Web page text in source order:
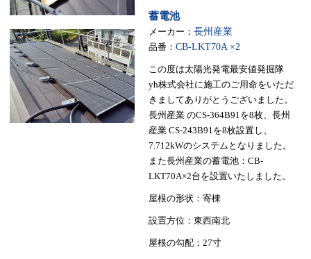
蓄電池
メーカー： 長州産業
品番： CB-LKT70A ×2
この度は太陽光発電最安値発掘隊
yh株式会社に施工のご用命をいただ
きましてありがとうございました。
長州産業 のCS-364B91を8枚、長州
産業 CS-243B91を8枚設置し、
7.712kWのシステムとなりました。
また長州産業の蓄電池：CB-
LKT70A×2台を設置いたしました。
屋根の形状：寄棟
設置方位：東西南北
屋根の勾配：27寸